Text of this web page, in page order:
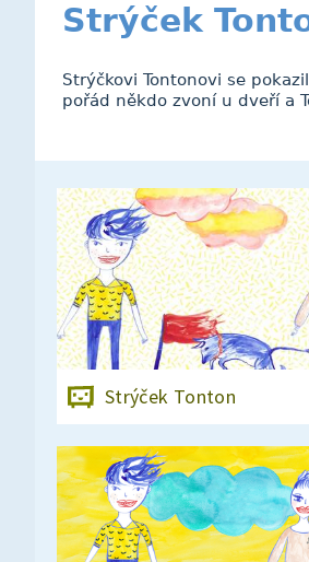
Strýček
Strýčkovi Tontonovi se
pořád někdo zvoní u dveří a
Strýček Tonton